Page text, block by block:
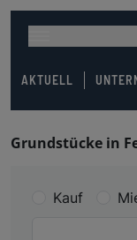
AKTUELL
Grundstücke in
Kauf